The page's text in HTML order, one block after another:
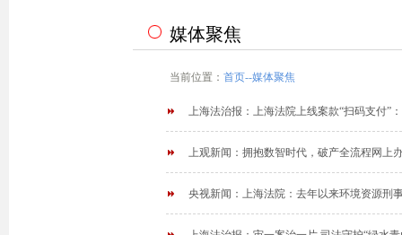
媒体聚焦
当前位置： 首页--媒体聚焦
上海法治报：上海法院上线案款“扫码支付”
上观新闻：拥抱数智时代，破产全流程网上
央视新闻：上海法院：去年以来环境资源刑